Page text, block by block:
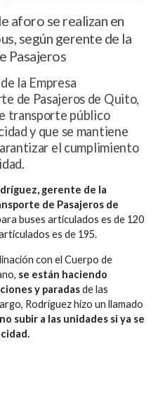
aforo se realizan en
según gerente de la
Pasajeros
la Empresa
de Pasajeros de Quito,
transporte público
y que se mantiene
el cumplimiento
gerente de la
de Pasajeros de
buses articulados es de 120
es de 195.
con el Cuerpo de
se están haciendo
y paradasde las
Rodríguez hizo un llamado
no subir a las unidades si ya se